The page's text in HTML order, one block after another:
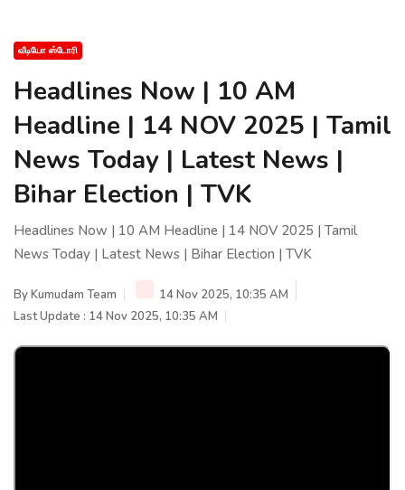
வீடியோ ஸ்டோரி
Headlines Now | 10 AM
Headline | 14 NOV 2025 | Tamil
News Today | Latest News |
Bihar Election | TVK
Headlines Now | 10 AM Headline | 14 NOV 2025 | Tamil
News Today | Latest News | Bihar Election | TVK
ByKumudam Team
14 Nov 2025, 10:35 AM
Last Update : 14 Nov 2025, 10:35 AM